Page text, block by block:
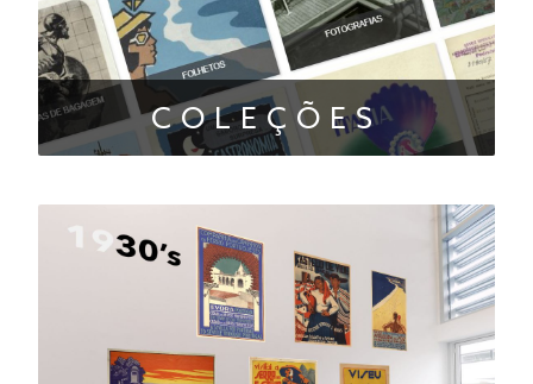
COLEÇÕES